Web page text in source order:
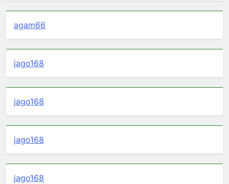
agam66
jago168
jago168
jago168
jago168